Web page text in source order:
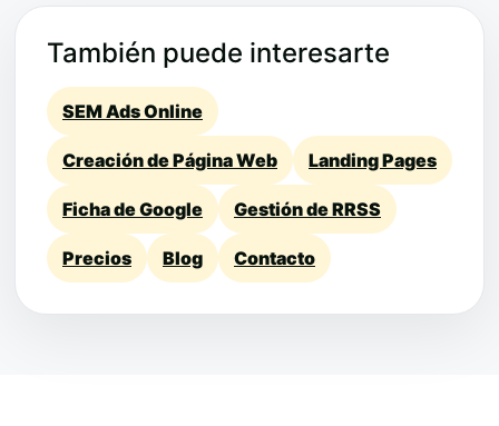
También puede interesarte
SEM Ads Online
Creación de Página Web Landing Pages
Ficha de Google Gestión de RRSS
Precios Blog Contacto